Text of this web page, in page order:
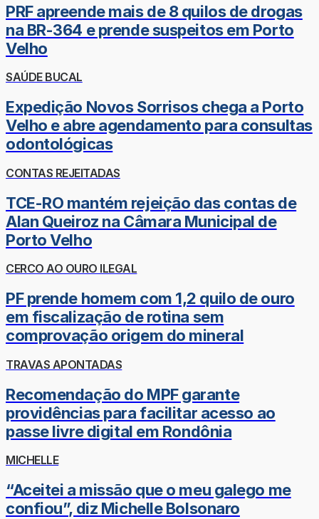
PRF apreende mais de 8 quilos de drogas
na BR-364 e prende suspeitos em Porto
Velho
SAÚDE BUCAL
Expedição Novos Sorrisos chega a Porto
Velho e abre agendamento para consultas
odontológicas
CONTAS REJEITADAS
TCE-RO mantém rejeição das contas de
Alan Queiroz na Câmara Municipal de
Porto Velho
CERCO AO OURO ILEGAL
PF prende homem com 1,2 quilo de ouro
em fiscalização de rotina sem
comprovação origem do mineral
TRAVAS APONTADAS
Recomendação do MPF garante
providências para facilitar acesso ao
passe livre digital em Rondônia
MICHELLE
“Aceitei a missão que o meu galego me
confiou”, diz Michelle Bolsonaro